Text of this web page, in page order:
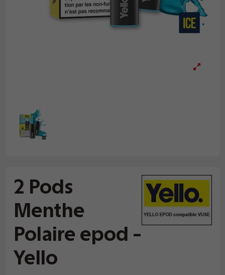
2 Pods
Menthe
Polaire epod -
Yello